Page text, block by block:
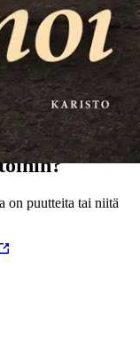
on puutteita tai niitä